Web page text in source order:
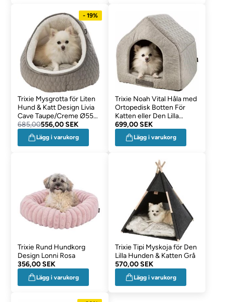
- 19%
Trixie Mysgrotta för Liten
Hund & Katt Design Livia
Cave Taupe/Creme Ø55
cm
685,00556,00 SEK
Lägg i varukorg
Trixie Noah Vital Håla med
Ortopedisk Botten För
Katten eller Den Lilla
Hunden
699,00 SEK
Lägg i varukorg
Trixie Rund Hundkorg
Design Lonni Rosa
356,00 SEK
Lägg i varukorg
Trixie Tipi Myskoja för Den
Lilla Hunden & Katten Grå
570,00 SEK
Lägg i varukorg